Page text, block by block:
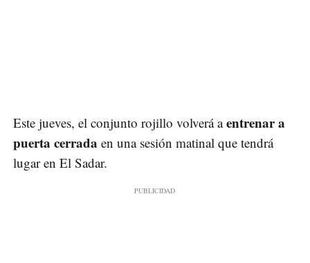
Este jueves, el conjunto rojillo volverá aentrenar a
puerta cerrada en una sesión matinal que tendrá
lugar en El Sadar.